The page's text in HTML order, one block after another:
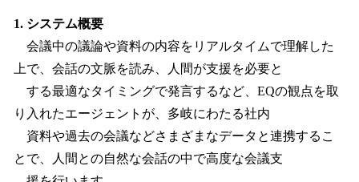
1. システム概要
会議中の議論や資料の内容をリアルタイムで理解した
上で、会話の文脈を読み、人間が支援を必要と
する最適なタイミングで発言するなど、EQの観点を取
り入れたエージェントが、多岐にわたる社内
資料や過去の会議などさまざまなデータと連携するこ
とで、人間との自然な会話の中で高度な会議支